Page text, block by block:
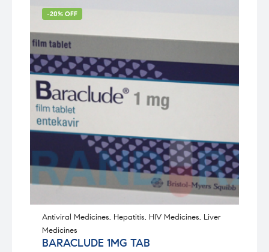
-20% OFF
Antiviral Medicines, Hepatitis, HIV Medicines, Liver
Medicines
BARACLUDE 1MG TAB